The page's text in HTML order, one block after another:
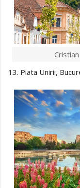
13. Piata Unirii,